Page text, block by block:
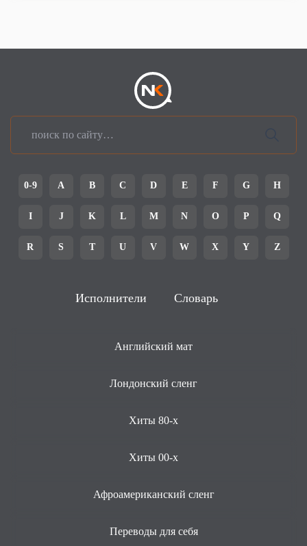
0-9 A B C D E F G H
I J K L M N O P Q
R S T U V W X Y Z
Исполнители Словарь
Английский мат
Лондонский сленг
Хиты 80-х
Хиты 00-х
Афроамериканский сленг
Переводы для себя